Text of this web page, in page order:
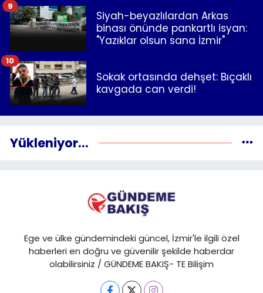
Siyah-beyazlılardan Arkas
binası önünde pankartlı isyan:
"Yazıklar olsun sana İzmir"
9
Sokak ortasında dehşet: Bıçaklı
kavgada can verdi!
10
Yükleniyor...
Ege ve ülke gündemindeki güncel, İzmir'le ilgili özel
haberleri en doğru ve güvenilir şekilde haberdar
olabilirsiniz / GÜNDEME BAKIŞ- TE Bilişim